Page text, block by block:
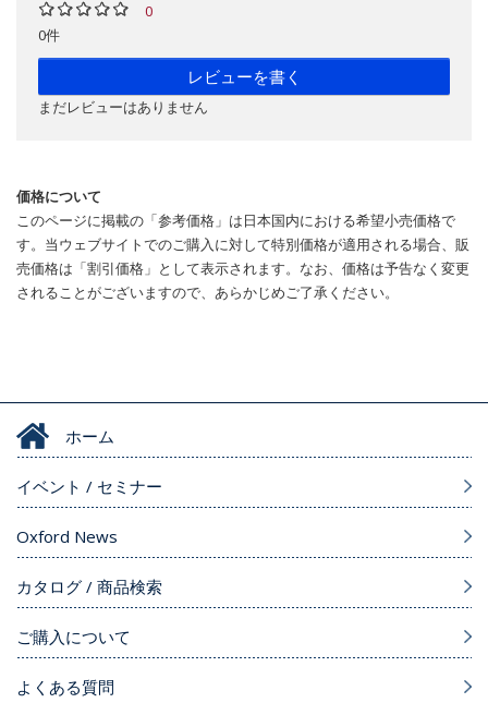
0
0件
レビューを書く
まだレビューはありません
価格について
このページに掲載の「参考価格」は日本国内における希望小売価格で
す。当ウェブサイトでのご購入に対して特別価格が適用される場合、販
売価格は「割引価格」として表示されます。なお、価格は予告なく変更
されることがございますので、あらかじめご了承ください。
ホーム
イベント / セミナー
Oxford News
カタログ / 商品検索
ご購入について
よくある質問